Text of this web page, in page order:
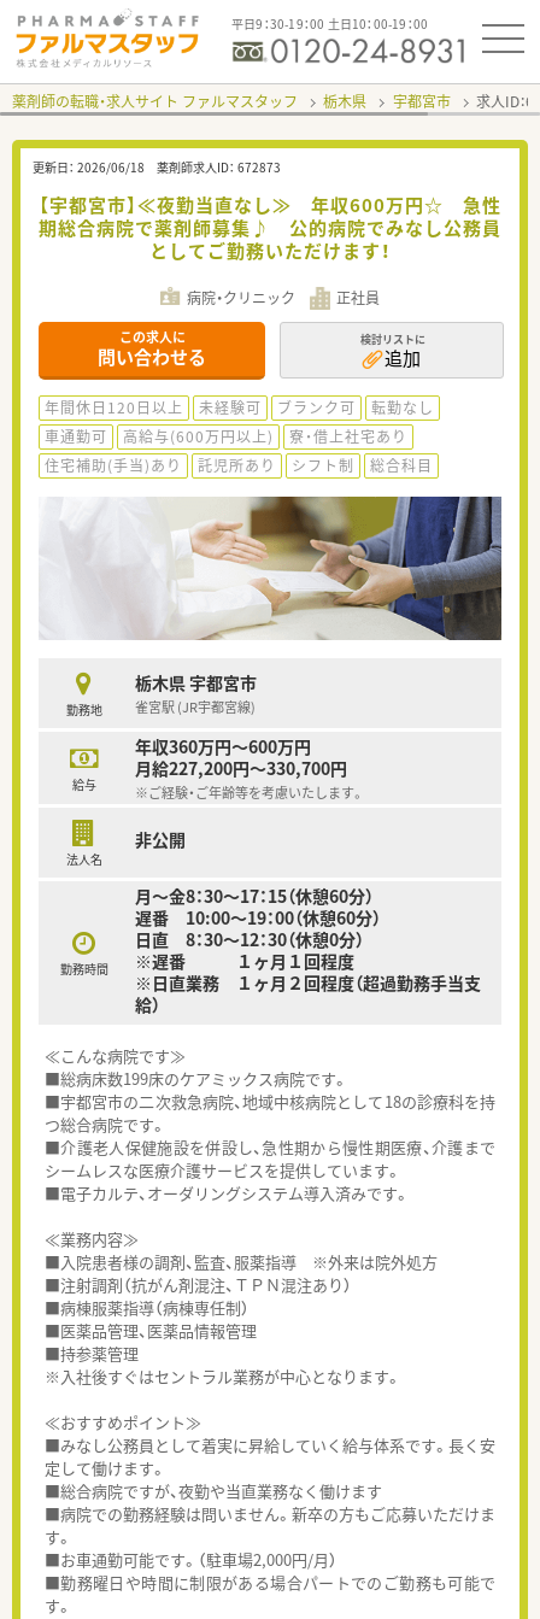
平日9：30-19：00 土日10：00-19：00
薬剤師の転職・求人サイト ファルマスタッフ 栃木県 宇都宮市 求人ID：
更新日： 2026/06/18 薬剤師求人ID： 672873
【宇都宮市】≪夜勤当直なし≫ 年収600万円☆ 急性
期総合病院で薬剤師募集♪ 公的病院でみなし公務員
としてご勤務いただけます！
病院・クリニック 正社員
この求人に
問い合わせる
検討リストに
追加
年間休日120日以上 未経験可 ブランク可
転勤なし
車通勤可
高給与(600万円以上)
寮・借上社宅あり
住宅補助(手当)あり
託児所あり シフト制 総合科目
勤務地
栃木県 宇都宮市
雀宮駅 (JR宇都宮線)
給与
年収360万円～600万円
月給227,200円～330,700円
※ご経験・ご年齢等を考慮いたします。
法人名
非公開
勤務時間
月～金8：30～17：15（休憩60分）
遅番 10:00～19：00（休憩60分）
日直 8：30～12：30（休憩0分）
※遅番 １ヶ月１回程度
※日直業務 １ヶ月２回程度（超過勤務手当支
給）
≪こんな病院です≫
■総病床数199床のケアミックス病院です。
■宇都宮市の二次救急病院、地域中核病院として18の診療科を持
つ総合病院です。
■介護老人保健施設を併設し、急性期から慢性期医療、介護まで
シームレスな医療介護サービスを提供しています。
■電子カルテ、オーダリングシステム導入済みです。
≪業務内容≫
■入院患者様の調剤、監査、服薬指導 ※外来は院外処方
■注射調剤（抗がん剤混注、ＴＰＮ混注あり）
■病棟服薬指導（病棟専任制）
■医薬品管理、医薬品情報管理
■持参薬管理
※入社後すぐはセントラル業務が中心となります。
≪おすすめポイント≫
■みなし公務員として着実に昇給していく給与体系です。長く安
定して働けます。
■総合病院ですが、夜勤や当直業務なく働けます
■病院での勤務経験は問いません。新卒の方もご応募いただけま
す。
■お車通勤可能です。（駐車場2,000円/月）
■勤務曜日や時間に制限がある場合パートでのご勤務も可能で
す。